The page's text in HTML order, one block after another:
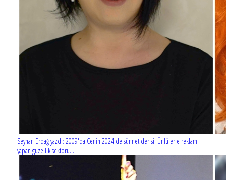
Seyhan Erdağ yazdı: 2009'da Cenin 2024'de sünnet derisi. Ünlülerle reklam
yapan güzellik sektörü...